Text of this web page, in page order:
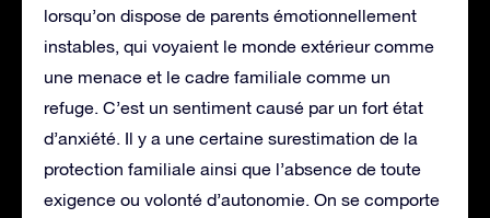
lorsqu’on dispose de parents émotionnellement
instables, qui voyaient le monde extérieur comme
une menace et le cadre familiale comme un
refuge. C’est un sentiment causé par un fort état
d’anxiété. Il y a une certaine surestimation de la
protection familiale ainsi que l’absence de toute
exigence ou volonté d’autonomie. On se comporte